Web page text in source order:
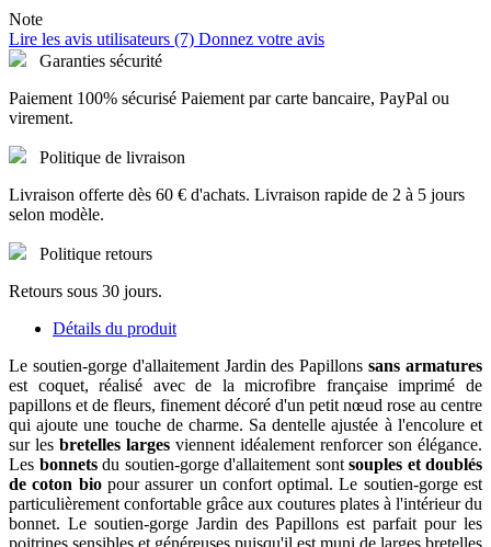
Note
Lire les avis utilisateurs (7) Donnez votre avis
Garanties sécurité
Paiement 100% sécurisé Paiement par carte bancaire, PayPal ou
virement.
Politique de livraison
Livraison offerte dès 60 € d'achats. Livraison rapide de 2 à 5 jours
selon modèle.
Politique retours
Retours sous 30 jours.
Détails du produit
Le soutien-gorge d'allaitement Jardin des Papillonssans armatures
est coquet, réalisé avec de la microfibre française imprimé de
papillons et de fleurs, finement décoré d'un petit nœud rose au centre
qui ajoute une touche de charme. Sa dentelle ajustée à l'encolure et
sur les bretelles larges viennent idéalement renforcer son élégance.
Les bonnetsdu soutien-gorge d'allaitement sontsouples et doublés
de coton biopour assurer un confort optimal. Le soutien-gorge est
particulièrement confortable grâce aux coutures plates à l'intérieur du
bonnet. Le soutien-gorge Jardin des Papillons est parfait pour les